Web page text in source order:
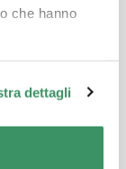
che hanno
dettagli